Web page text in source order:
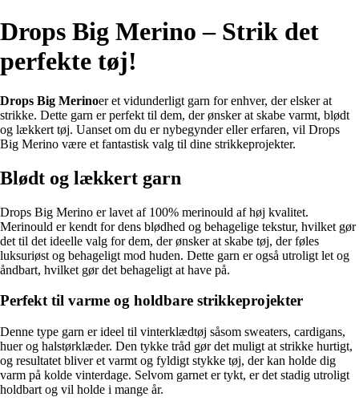
Drops Big Merino – Strik det
perfekte tøj!
Drops Big Merinoer et vidunderligt garn for enhver, der elsker at
strikke. Dette garn er perfekt til dem, der ønsker at skabe varmt, blødt
og lækkert tøj. Uanset om du er nybegynder eller erfaren, vil Drops
Big Merino være et fantastisk valg til dine strikkeprojekter.
Blødt og lækkert garn
Drops Big Merino er lavet af 100% merinould af høj kvalitet.
Merinould er kendt for dens blødhed og behagelige tekstur, hvilket gør
det til det ideelle valg for dem, der ønsker at skabe tøj, der føles
luksuriøst og behageligt mod huden. Dette garn er også utroligt let og
åndbart, hvilket gør det behageligt at have på.
Perfekt til varme og holdbare strikkeprojekter
Denne type garn er ideel til vinterklædtøj såsom sweaters, cardigans,
huer og halstørklæder. Den tykke tråd gør det muligt at strikke hurtigt,
og resultatet bliver et varmt og fyldigt stykke tøj, der kan holde dig
varm på kolde vinterdage. Selvom garnet er tykt, er det stadig utroligt
holdbart og vil holde i mange år.